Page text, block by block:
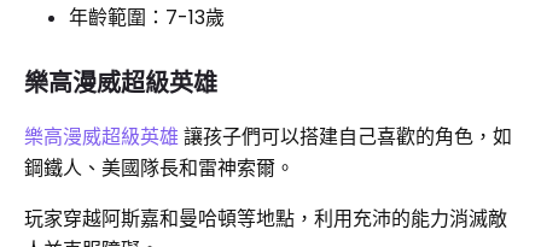
年齡範圍：7-13歲
樂高漫威超級英雄
樂高漫威超級英雄讓孩子們可以搭建自己喜歡的角色，如
鋼鐵人、美國隊長和雷神索爾。
玩家穿越阿斯嘉和曼哈頓等地點，利用充沛的能力消滅敵